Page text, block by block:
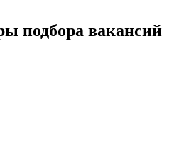
подбора вакансий